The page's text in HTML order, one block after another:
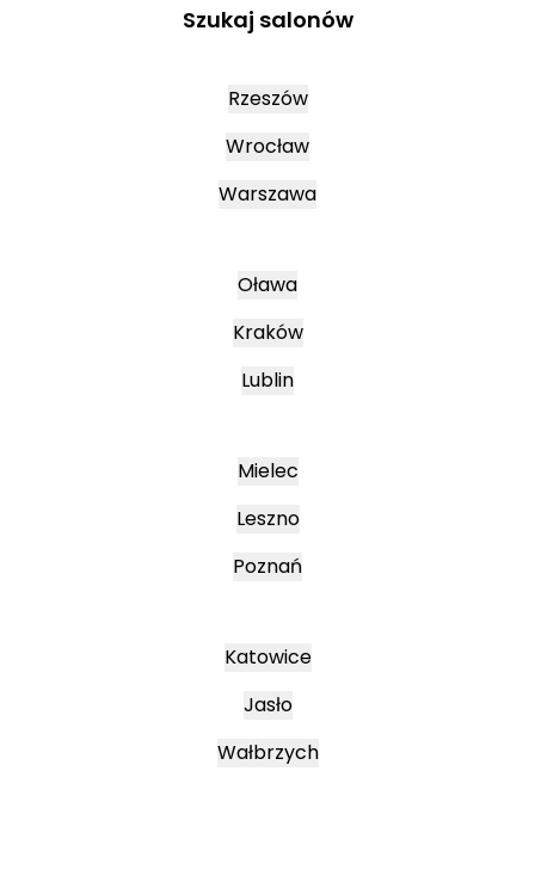
Szukaj salonów
Rzeszów
Wrocław
Warszawa
Oława
Kraków
Lublin
Mielec
Leszno
Poznań
Katowice
Jasło
Wałbrzych